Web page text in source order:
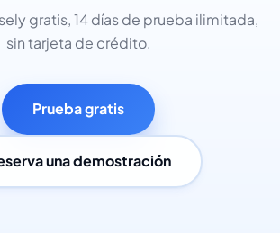
gratis, 14 días de prueba ilimitada,
sin tarjeta de crédito.
Prueba gratis
una demostración